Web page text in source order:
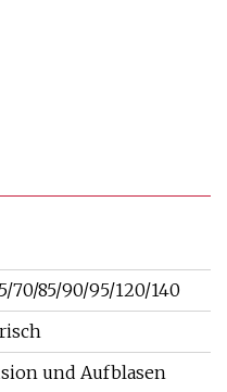
70/85/90/95/120/140
und Aufblasen